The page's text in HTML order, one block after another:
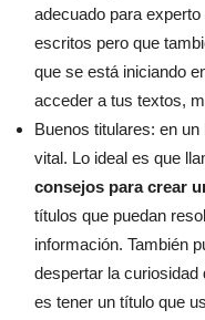
adecuado para
escritos pero que
que se está iniciando
acceder a tus textos,
Buenos titulares: en
vital. Lo ideal es que
consejos para crear
títulos que puedan
información. También
despertar la
es tener un título que